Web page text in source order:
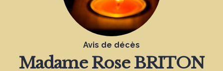
Avis de décès
Madame Rose BRITON